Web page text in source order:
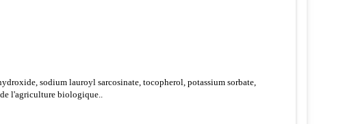
sodium lauroyl sarcosinate, tocopherol, potassium sorbate,
l'agriculture biologique..